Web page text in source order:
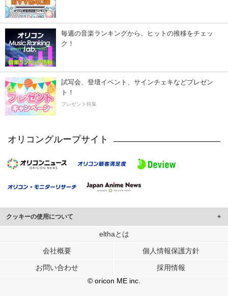
毎週の音楽ランキングから、ヒットの推移をチェッ
ク！
試写会、登壇イベント、サインチェキなどプレゼン
ト！
プレゼント特集
オリコングループサイト
クッキーの使用について
このサイトでは Cookie を使用して、ユーザーに合わせたコンテンツや広告の
行っています。
メディアや広告配信、データ解析の各パートナーに提供しています。
各パートナーは、この情報とユーザーが各パートナーに提供した他の情報や、
ユーザーが各パートナーのサービスを使用したときに収集した他の情報を組み
elthaとは
会社概要 個人情報保護方針
お問い合わせ
採用情報
© oricon ME inc.